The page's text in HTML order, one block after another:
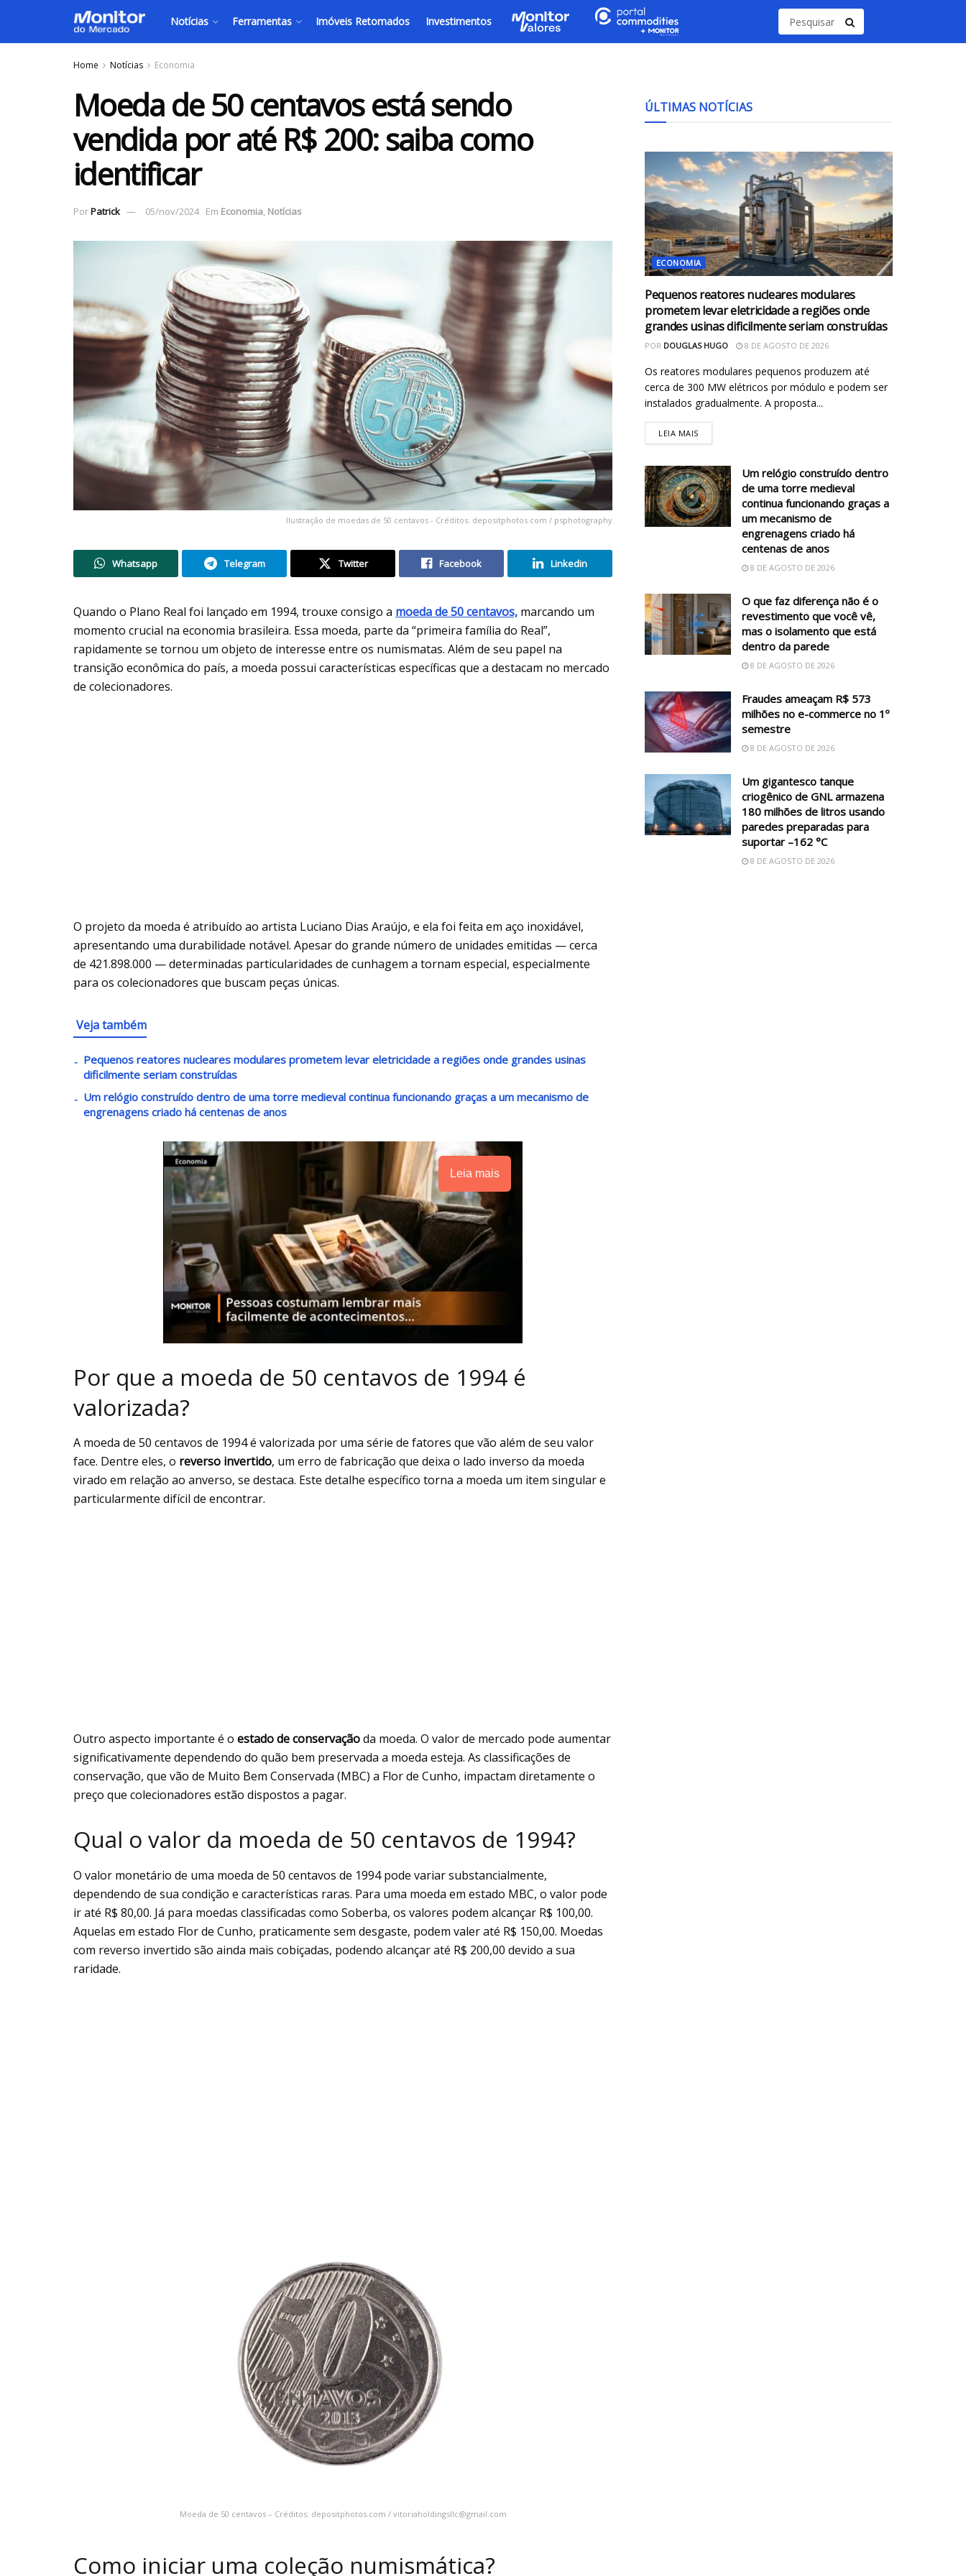
Notícias Ferramentas Imóveis Retomados Investimentos
Home Notícias Economia
Moeda de 50 centavos está sendo
vendida por até R$ 200: saiba como
identificar
PorPatrick 05/nov/2024 Em Economia, Notícias
Ilustração de moedas de 50 centavos - Créditos: depositphotos.com / psphotography
Whatsapp Telegram Twitter Facebook Linkedin
Quando o Plano Real foi lançado em 1994, trouxe consigo a moeda de 50 centavos, marcando um
momento crucial na economia brasileira. Essa moeda, parte da “primeira família do Real”,
rapidamente se tornou um objeto de interesse entre os numismatas. Além de seu papel na
transição econômica do país, a moeda possui características específicas que a destacam no mercado
de colecionadores.
O projeto da moeda é atribuído ao artista Luciano Dias Araújo, e ela foi feita em aço inoxidável,
apresentando uma durabilidade notável. Apesar do grande número de unidades emitidas — cerca
de 421.898.000 — determinadas particularidades de cunhagem a tornam especial, especialmente
para os colecionadores que buscam peças únicas.
Veja também
Pequenos reatores nucleares modulares prometem levar eletricidade a regiões onde grandes usinas
dificilmente seriam construídas
Um relógio construído dentro de uma torre medieval continua funcionando graças a um mecanismo de
engrenagens criado há centenas de anos
Leia mais
Por que a moeda de 50 centavos de 1994 é
valorizada?
A moeda de 50 centavos de 1994 é valorizada por uma série de fatores que vão além de seu valor
face. Dentre eles, o reverso invertido, um erro de fabricação que deixa o lado inverso da moeda
virado em relação ao anverso, se destaca. Este detalhe específico torna a moeda um item singular e
particularmente difícil de encontrar.
Outro aspecto importante é o estado de conservaçãoda moeda. O valor de mercado pode aumentar
significativamente dependendo do quão bem preservada a moeda esteja. As classificações de
conservação, que vão de Muito Bem Conservada (MBC) a Flor de Cunho, impactam diretamente o
preço que colecionadores estão dispostos a pagar.
Qual o valor da moeda de 50 centavos de 1994?
O valor monetário de uma moeda de 50 centavos de 1994 pode variar substancialmente,
dependendo de sua condição e características raras. Para uma moeda em estado MBC, o valor pode
ir até R$ 80,00. Já para moedas classificadas como Soberba, os valores podem alcançar R$ 100,00.
Aquelas em estado Flor de Cunho, praticamente sem desgaste, podem valer até R$ 150,00. Moedas
com reverso invertido são ainda mais cobiçadas, podendo alcançar até R$ 200,00 devido a sua
raridade.
Moeda de 50 centavos – Créditos: depositphotos.com / vitoriaholdingsllc@gmail.com
Como iniciar uma coleção numismática?
ÚLTIMAS NOTÍCIAS
ECONOMIA
Pequenos reatores nucleares modulares
prometem levar eletricidade a regiões onde
grandes usinas dificilmente seriam construídas
POR DOUGLAS HUGO 8 DE AGOSTO DE 2026
Os reatores modulares pequenos produzem até
cerca de 300 MW elétricos por módulo e podem ser
instalados gradualmente. A proposta...
LEIA MAIS
Um relógio construído dentro
de uma torre medieval
continua funcionando graças a
um mecanismo de
engrenagens criado há
centenas de anos
8 DE AGOSTO DE 2026
O que faz diferença não é o
revestimento que você vê,
mas o isolamento que está
dentro da parede
8 DE AGOSTO DE 2026
Fraudes ameaçam R$ 573
milhões no e-commerce no 1º
semestre
8 DE AGOSTO DE 2026
Um gigantesco tanque
criogênico de GNL armazena
180 milhões de litros usando
paredes preparadas para
suportar –162 °C
8 DE AGOSTO DE 2026